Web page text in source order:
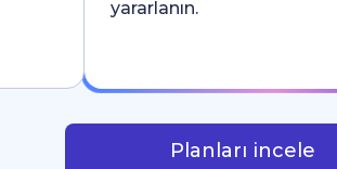
yararlanın.
Planları incele